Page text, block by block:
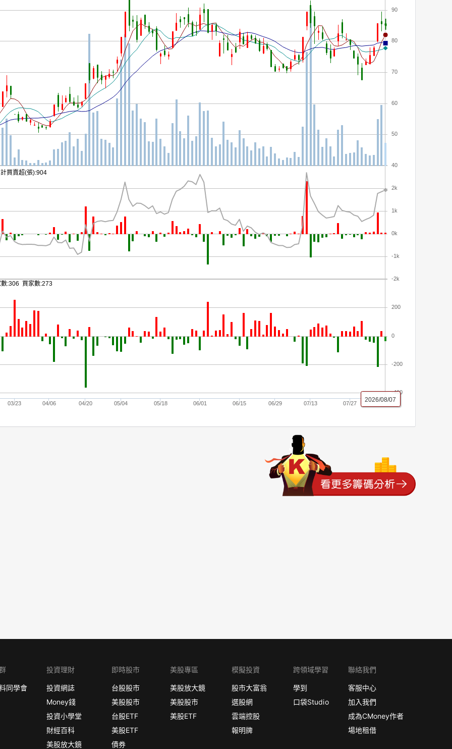
04/06 05/04 06/01 06/29 07/27
03/23 04/20 05/18 06/15 07/13
40
50
60
70
80
90
-2k
-1k
0k
1k
2k
-400
-200
0
200
2026/08/07
買賣超(張):904
:306 買家數:273
同學會
投資理財
投資網誌
Money錢
投資小學堂
財經百科
美股放大鏡
即時股市
台股股市
美股股市
台股ETF
美股ETF
債券
美股專區
美股放大鏡
美股股市
美股ETF
模擬投資
股市大富翁
選股網
雲端控股
報明牌
跨領域學習
學到
口袋Studio
聯絡我們
客服中心
加入我們
成為CMoney作者
場地租借